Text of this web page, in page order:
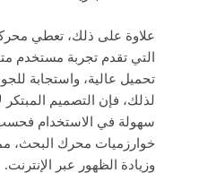
علاوة على ذلك، تعطي
التي تقدم تجربة مستخدم
تحميل عالية، واستجابة
لذلك، فإن التصميم المبتكر
سهولة في الاستخدام
خوارزميات محرك البحث،
وزيادة الظهور عبر الإنترنت.